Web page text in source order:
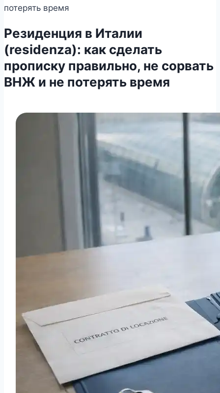
потерять время
Резиденция в Италии
(residenza): как сделать
прописку правильно, не сорвать
ВНЖ и не потерять время